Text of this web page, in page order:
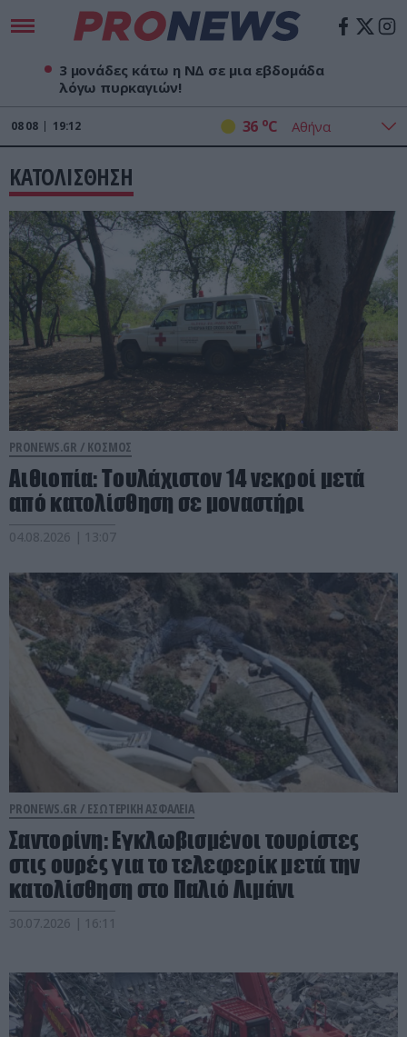
3 μονάδες κάτω η ΝΔ σε μια εβδομάδα
λόγω πυρκαγιών!
08 08 19:12 36 oC
ΚΑΤΟΛΙΣΘΗΣΗ
PRONEWS.GR / ΚΟΣΜΟΣ
Αιθιοπία: Τουλάχιστον 14 νεκροί μετά
από κατολίσθηση σε μοναστήρι
04.08.2026 | 13:07
PRONEWS.GR / ΕΣΩΤΕΡΙΚΗ ΑΣΦΑΛΕΙΑ
Σαντορίνη: Εγκλωβισμένοι τουρίστες
στις ουρές για το τελεφερίκ μετά την
κατολίσθηση στο Παλιό Λιμάνι
30.07.2026 | 16:11